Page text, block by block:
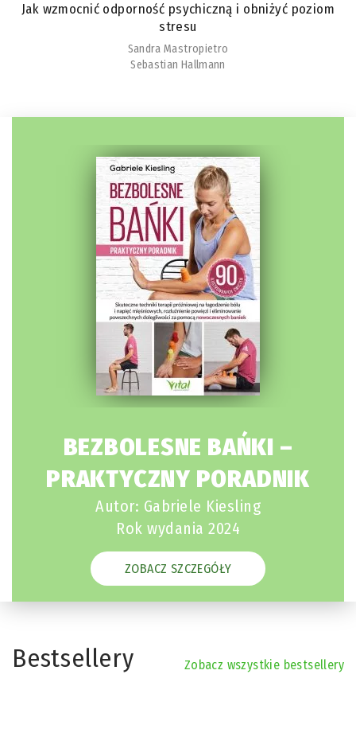
Jak wzmocnić odporność psychiczną i obniżyć poziom
stresu
Sandra Mastropietro
Sebastian Hallmann
BEZBOLESNE BAŃKI –
PRAKTYCZNY PORADNIK
Autor: Gabriele Kiesling
Rok wydania 2024
ZOBACZ SZCZEGÓŁY
Bestsellery Zobacz wszystkie bestsellery